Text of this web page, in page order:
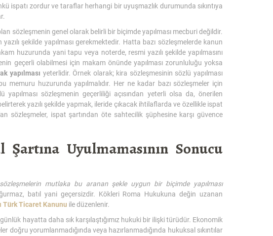
ispatı zordur ve taraflar herhangi bir uyuşmazlık durumunda sıkıntıya
sözleşmenin genel olarak belirli bir biçimde yapılması mecburi değildir.
şekilde yapılması gerekmektedir. Hatta bazı sözleşmelerde kanun
huzurunda yani tapu veya noterde, resmi yazılı şekilde yapılmasını
geçerli olabilmesi için makam önünde yapılması zorunluluğu yoksa
yapılması yeterlidir. Örnek olarak; kira sözleşmesinin sözlü yapılması
memuru huzurunda yapılmalıdır. Her ne kadar bazı sözleşmeler için
yapılması sözleşmenin geçerliliği açısından yeterli olsa da, önerilen
yazılı şekilde yapmak, ileride çıkacak ihtilaflarda ve özellikle ispat
sözleşmeler, ispat şartından öte sahtecilik şüphesine karşı güvence
Uyulmamasının Sonucu
mutlaka bu aranan şekle uygun bir biçimde yapılması
batıl yani geçersizdir. Kökleri Roma Hukukuna değin uzanan
Türk Ticaret Kanunu ile düzenlenir.
hayatta daha sık karşılaştığımız hukuki bir ilişki türüdür. Ekonomik
yorumlanmadığında veya hazırlanmadığında hukuksal sıkıntılar